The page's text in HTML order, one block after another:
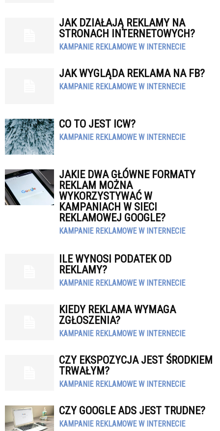
JAK DZIAŁAJĄ REKLAMY NA
STRONACH INTERNETOWYCH?
KAMPANIE REKLAMOWE W INTERNECIE
JAK WYGLĄDA REKLAMA NA FB?
KAMPANIE REKLAMOWE W INTERNECIE
CO TO JEST ICW?
KAMPANIE REKLAMOWE W INTERNECIE
JAKIE DWA GŁÓWNE FORMATY
REKLAM MOŻNA
WYKORZYSTYWAĆ W
KAMPANIACH W SIECI
REKLAMOWEJ GOOGLE?
KAMPANIE REKLAMOWE W INTERNECIE
ILE WYNOSI PODATEK OD
REKLAMY?
KAMPANIE REKLAMOWE W INTERNECIE
KIEDY REKLAMA WYMAGA
ZGŁOSZENIA?
KAMPANIE REKLAMOWE W INTERNECIE
CZY EKSPOZYCJA JEST ŚRODKIEM
TRWAŁYM?
KAMPANIE REKLAMOWE W INTERNECIE
CZY GOOGLE ADS JEST TRUDNE?
KAMPANIE REKLAMOWE W INTERNECIE